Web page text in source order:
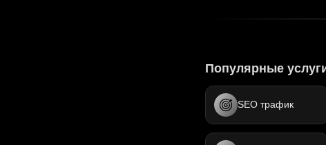
Популярные
SEO трафик